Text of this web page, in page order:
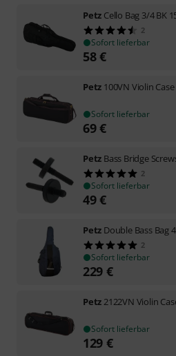
Petz Cello Bag 3/4 BK
2
Sofort lieferbar
58€
Petz 100VN Violin
Sofort lieferbar
69€
Petz Bass Bridge
2
Sofort lieferbar
49€
Petz Double Bass Bag
2
Sofort lieferbar
229 €
Petz 2122VN Violin
Sofort lieferbar
129 €